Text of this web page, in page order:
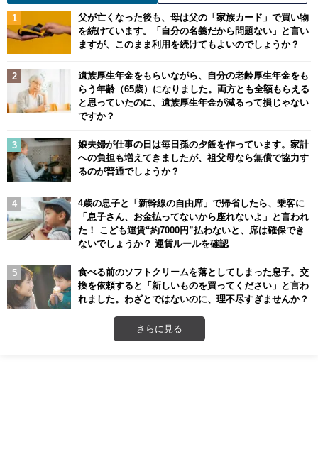
父が亡くなった後も、母は父の「家族カード」で買い物
を続けています。「自分の名義だから問題ない」と言い
ますが、このまま利用を続けてもよいのでしょうか？
遺族厚生年金をもらいながら、自分の老齢厚生年金をも
らう年齢（65歳）になりました。両方とも全額もらえる
と思っていたのに、遺族厚生年金が減るって損じゃない
ですか？
娘夫婦が仕事の日は毎日孫の夕飯を作っています。家計
への負担も増えてきましたが、祖父母なら無償で協力す
るのが普通でしょうか？
4歳の息子と「新幹線の自由席」で帰省したら、乗客に
「息子さん、お金払ってないから座れないよ」と言われ
た！ こども運賃“約7000円”払わないと、席は確保でき
ないでしょうか？ 運賃ルールを確認
食べる前のソフトクリームを落としてしまった息子。交
換を依頼すると「新しいものを買ってください」と言わ
れました。わざとではないのに、理不尽すぎませんか？
さらに見る